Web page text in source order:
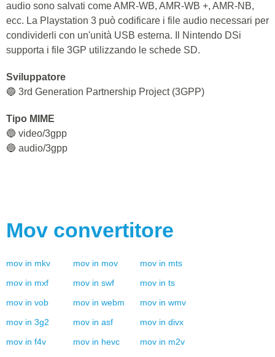
audio sono salvati come AMR-WB, AMR-WB +, AMR-NB,
ecc. La Playstation 3 può codificare i file audio necessari per
condividerli con un'unità USB esterna. Il Nintendo DSi
supporta i file 3GP utilizzando le schede SD.
Sviluppatore
🔵 3rd Generation Partnership Project (3GPP)
Tipo MIME
🔵 video/3gpp
🔵 audio/3gpp
Mov convertitore
mov in mkv mov in mov mov in mts
mov in mxf mov in swf mov in ts
mov in vob mov in webm mov in wmv
mov in 3g2 mov in asf mov in divx
mov in f4v mov in hevc mov in m2v